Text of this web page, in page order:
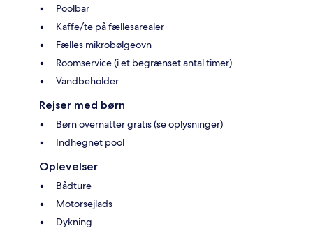
Poolbar
Kaffe/te på fællesarealer
Fælles mikrobølgeovn
Roomservice (i et begrænset antal timer)
Vandbeholder
Rejser med børn
Børn overnatter gratis (se oplysninger)
Indhegnet pool
Oplevelser
Bådture
Motorsejlads
Dykning